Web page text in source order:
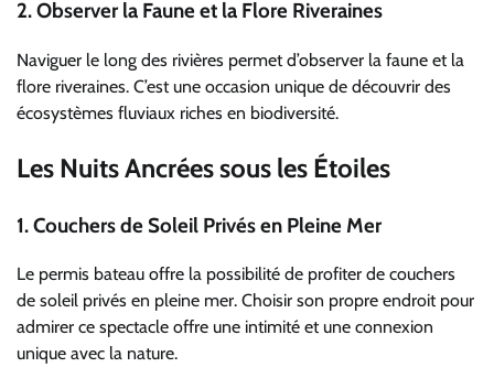
2.Observer la Faune et la Flore Riveraines
Naviguer le long des rivières permet d’observer la faune et la
flore riveraines. C’est une occasion unique de découvrir des
écosystèmes fluviaux riches en biodiversité.
Les Nuits Ancrées sous les Étoiles
1.Couchers de Soleil Privés en Pleine Mer
Le permis bateau offre la possibilité de profiter de couchers
de soleil privés en pleine mer. Choisir son propre endroit pour
admirer ce spectacle offre une intimité et une connexion
unique avec la nature.